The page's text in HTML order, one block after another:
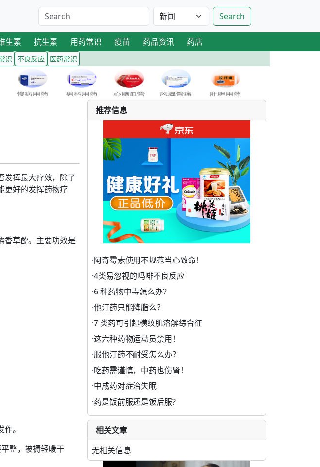
Search
生素 抗生素 用药常识 疫苗 药品资讯 药店
识 不良反应 医药常识
发挥最大疗效，除了
更好的发挥药物疗
草酚。 主要功效是
。
整，被褥轻暖干
推荐信息
·阿奇霉素使用不规范当心致命！
·4类易忽视的吗啡不良反应
·6 种药物中毒怎么办？
·他汀药只能降脂么？
·7 类药可引起横纹肌溶解综合征
·这六种药物运动员禁用！
·服他汀药不耐受怎么办？
·吃药需谨慎，中药也伤肾！
·中成药对症治失眠
·药是饭前服还是饭后服?
相关文章
无相关信息